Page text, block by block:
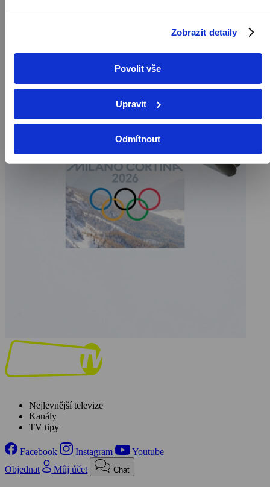
Zobrazit detaily
Povolit vše
Upravit
Odmítnout
Nejlevnější televize
Kanály
TV tipy
Facebook Instagram
Youtube
Objednat
Můj účet Chat